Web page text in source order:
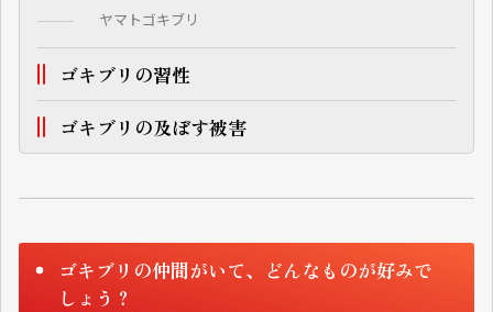
ヤマトゴキブリ
ゴキブリの習性
ゴキブリの及ぼす被害
ゴキブリの仲間がいて、どんなものが好みで
しょう？